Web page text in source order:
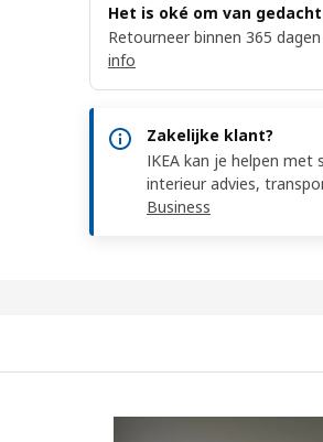
Het is oké om van
Retourneer binnen 365
info
Zakelijke klant?
IKEA kan je helpen met
interieur advies,
Business